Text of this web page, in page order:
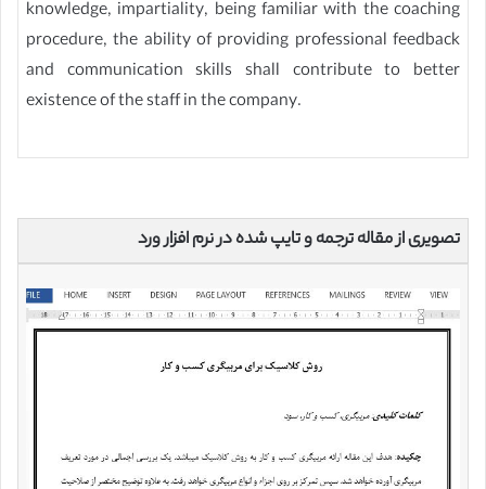
knowledge, impartiality, being familiar with the coaching
procedure, the ability of providing professional feedback
and communication skills shall contribute to better
existence of the staff in the company.
تصویری از مقاله ترجمه و تایپ شده در نرم افزار ورد